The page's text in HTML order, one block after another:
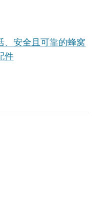
、安全且可靠的蜂窝
件